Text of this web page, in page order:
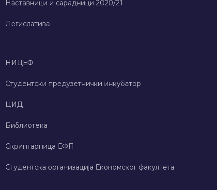
Наставници и сарадници 2020/21
Легислатива
НИЦЕФ
Студентски предузетнички инкубатор
ЦИД
Библиотека
Скриптарница ЕФП
Студентска организација Економског факултета